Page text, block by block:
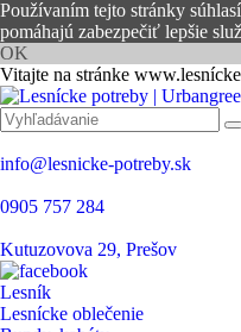
Používaním tejto stránky
pomáhajú zabezpečiť lepšie
OK
Vitajte na stránke
info@lesnicke-potreby.sk
0905 757 284
Kutuzovova 29, Prešov
Lesník
Lesnícke oblečenie